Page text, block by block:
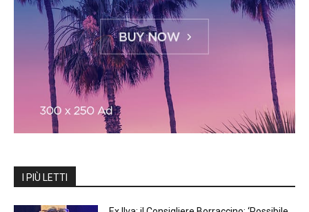
I PIÙ LETTI